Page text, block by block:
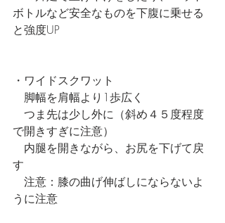
ボトルなど安全なものを下腹に乗せる
と強度UP
・ワイドスクワット
脚幅を肩幅より1歩広く
つま先は少し外に（斜め４５度程度
で開きすぎに注意）
内腿を開きながら、お尻を下げて戻
す
注意：膝の曲げ伸ばしにならないよ
うに注意